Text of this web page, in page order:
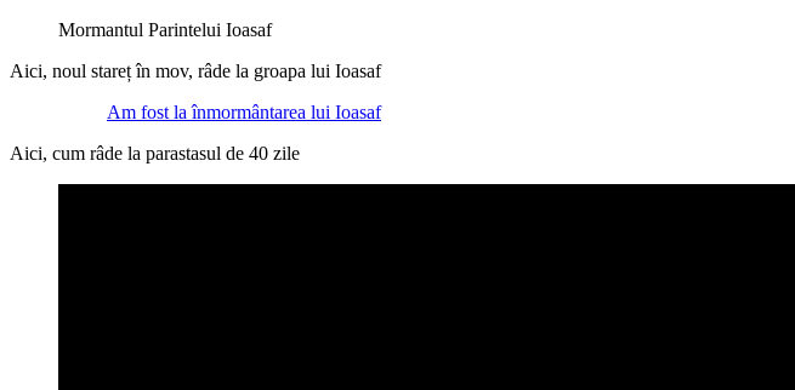
Mormantul Parintelui Ioasaf
Aici, noul stareț în mov, râde la groapa lui Ioasaf
Am fost la înmormântarea lui Ioasaf
Aici, cum râde la parastasul de 40 zile